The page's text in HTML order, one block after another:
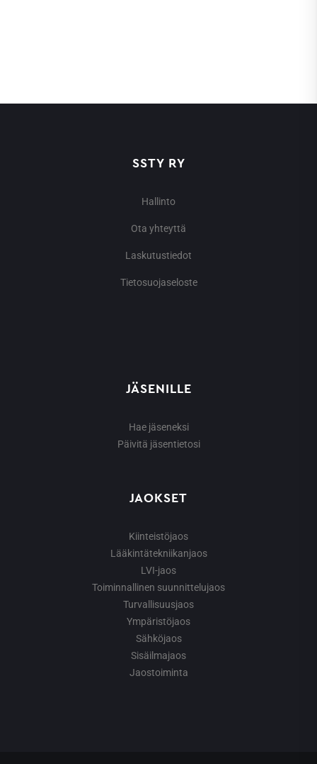
SSTY RY
Hallinto
Ota yhteyttä
Laskutustiedot
Tietosuojaseloste
JÄSENILLE
Hae jäseneksi
Päivitä jäsentietosi
JAOKSET
Kiinteistöjaos
Lääkintätekniikanjaos
LVI-jaos
Toiminnallinen suunnittelujaos
Turvallisuusjaos
Ympäristöjaos
Sähköjaos
Sisäilmajaos
Jaostoiminta